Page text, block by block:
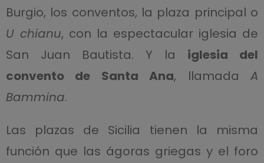
Burgio, los conventos, la plaza principal o
U chianu, con la espectacular iglesia de
San Juan Bautista. Y la iglesia del
convento de Santa Ana, llamadaA
Bammina.
Las plazas de Sicilia tienen la misma
función que las ágoras griegas y el foro